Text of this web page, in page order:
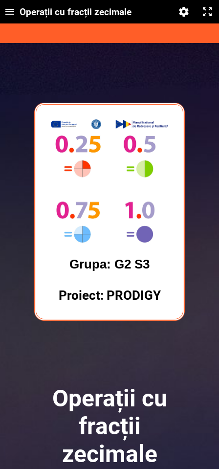
Operații cu fracții zecimale
Grupa: G2 S3
Proiect: PRODIGY
Operații cu
fracții
zecimale